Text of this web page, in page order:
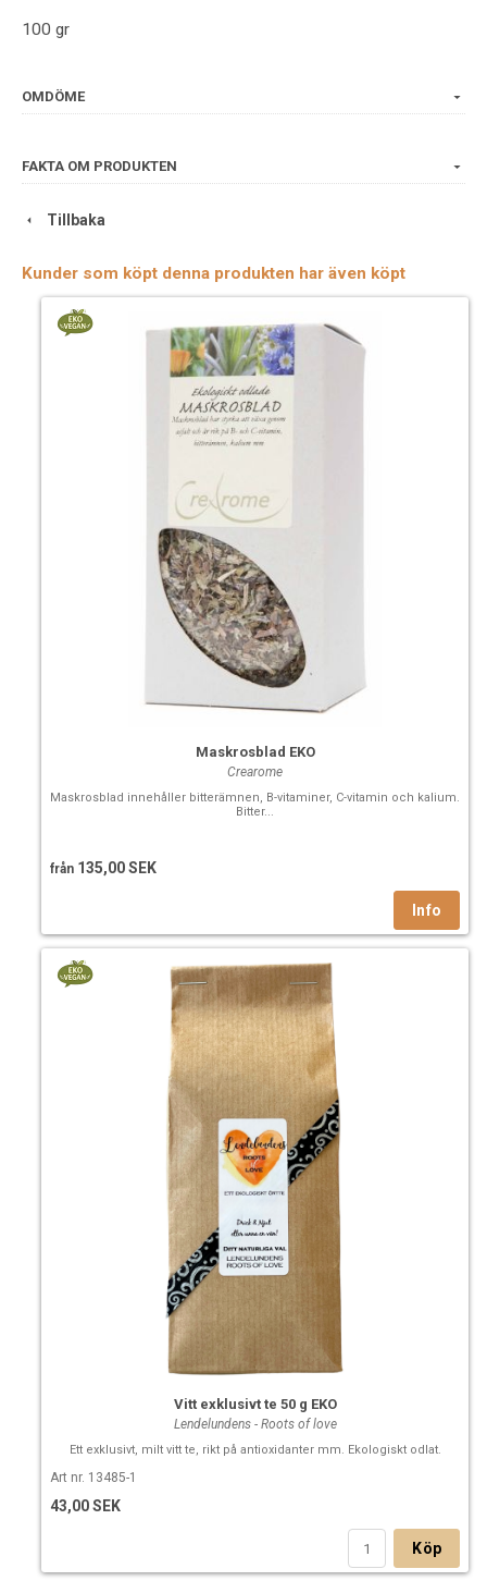
100 gr
OMDÖME
FAKTA OM PRODUKTEN
Tillbaka
Kunder som köpt denna produkten har även köpt
Maskrosblad EKO
Crearome
Maskrosblad innehåller bitterämnen, B-vitaminer, C-vitamin och kalium.
Bitter...
från 135,00 SEK
Vitt exklusivt te 50 g EKO
Lendelundens - Roots of love
Ett exklusivt, milt vitt te, rikt på antioxidanter mm. Ekologiskt odlat.
Art nr. 13485-1
43,00 SEK
Köp